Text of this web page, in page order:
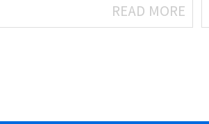
READ MORE